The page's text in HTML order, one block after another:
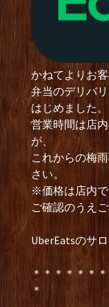
かねてよりお
弁当のデリバ
はじめました。
営業時間は店
が、
これからの梅
さい。
※価格は店内
ご確認のうえ
UberEatsのサ
＊＊＊＊＊＊
＊